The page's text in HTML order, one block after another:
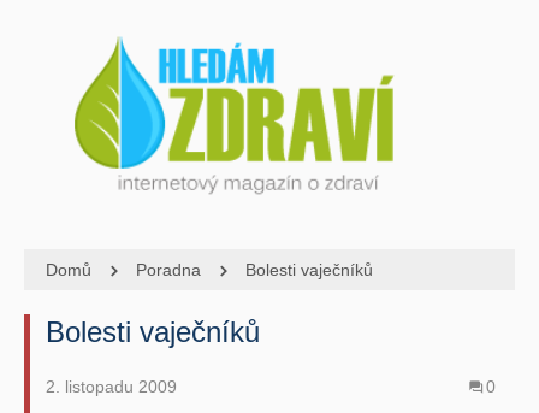
Domů Poradna Bolesti vaječníků
Bolesti vaječníků
2. listopadu 2009 0